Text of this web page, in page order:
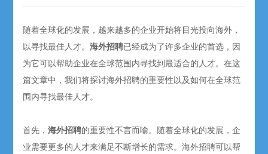
随着全球化的发展，越来越多的企业开始将目光投向海外，
以寻找最佳人才。海外招聘已经成为了许多企业的首选，因
为它可以帮助企业在全球范围内寻找到最适合的人才。在这
篇文章中，我们将探讨海外招聘的重要性以及如何在全球范
围内寻找最佳人才。
首先，海外招聘的重要性不言而喻。随着全球化的发展，企
业需要更多的人才来满足不断增长的需求。海外招聘可以帮